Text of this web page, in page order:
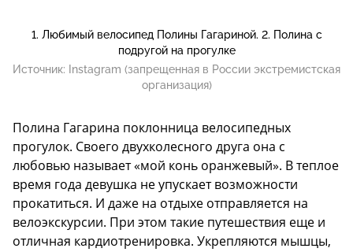
1. Любимый велосипед Полины Гагариной. 2. Полина с
подругой на прогулке
Источник: Instagram (запрещенная в России экстремистская
организация)
Полина Гагарина поклонница велосипедных
прогулок. Своего двухколесного друга она с
любовью называет «мой конь оранжевый». В теплое
время года девушка не упускает возможности
прокатиться. И даже на отдыхе отправляется на
велоэкскурсии. При этом такие путешествия еще и
отличная кардиотренировка. Укрепляются мышцы,